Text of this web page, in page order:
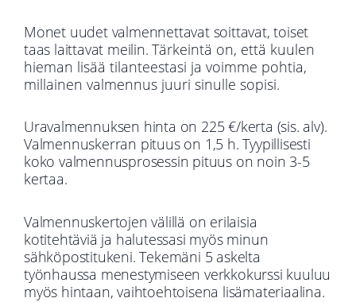
Monet uudet valmennettavat soittavat, toiset
taas laittavat meilin.Tärkeintä on, että kuulen
hieman lisää tilanteestasi ja voimme pohtia,
millainen valmennus juuri sinulle sopisi.
Uravalmennuksen hinta on 225 €/kerta (sis. alv).
Valmennuskerran pituus on 1,5 h. Tyypillisesti
koko valmennusprosessin pituus on noin 3-5
kertaa.
Valmennuskertojen välillä on erilaisia
kotitehtäviä ja halutessasi myös minun
sähköpostitukeni. Tekemäni 5 askelta
työnhaussa menestymiseen verkkokurssi kuuluu
myös hintaan, vaihtoehtoisena lisämateriaalina.